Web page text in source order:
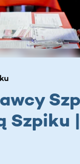
Szpiku |